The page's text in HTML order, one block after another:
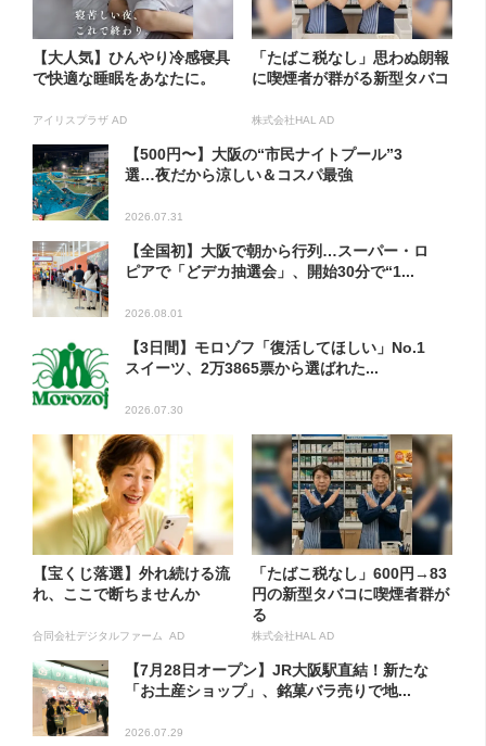
【大人気】ひんやり冷感寝具
で快適な睡眠をあなたに。
アイリスプラザ AD
「たばこ税なし」思わぬ朗報
に喫煙者が群がる新型タバコ
株式会社HAL AD
【500円〜】大阪の“市民ナイトプール”3
選…夜だから涼しい＆コスパ最強
2026.07.31
【全国初】大阪で朝から行列…スーパー・ロ
ピアで「どデカ抽選会」、開始30分で“1...
2026.08.01
【3日間】モロゾフ「復活してほしい」No.1
スイーツ、2万3865票から選ばれた...
2026.07.30
【宝くじ落選】外れ続ける流
れ、ここで断ちませんか
合同会社デジタルファーム AD
「たばこ税なし」600円→83
円の新型タバコに喫煙者群が
る
株式会社HAL AD
【7月28日オープン】JR大阪駅直結！新たな
「お土産ショップ」、銘菓バラ売りで地...
2026.07.29